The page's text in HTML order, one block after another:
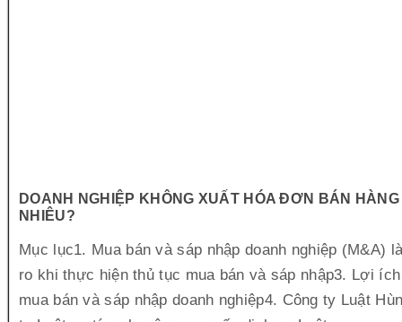
DOANH NGHIỆP KHÔNG XUẤT HÓA ĐƠN BÁN
NHIÊU?
Mục lục1. Mua bán và sáp nhập doanh nghiệp (M&A)
ro khi thực hiện thủ tục mua bán và sáp nhập3. Lợi
mua bán và sáp nhập doanh nghiệp4. Công ty Luật